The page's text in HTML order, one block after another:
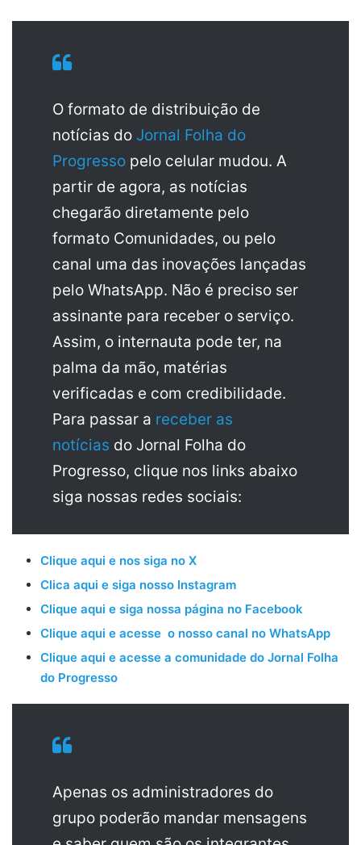
O formato de distribuição de
notícias do Jornal Folha do
Progresso pelo celular mudou. A
partir de agora, as notícias
chegarão diretamente pelo
formato Comunidades, ou pelo
canal uma das inovações lançadas
pelo WhatsApp. Não é preciso ser
assinante para receber o serviço.
Assim, o internauta pode ter, na
palma da mão, matérias
verificadas e com credibilidade.
Para passar a receber as
notícias do Jornal Folha do
Progresso, clique nos links abaixo
siga nossas redes sociais:
Clique aqui e nos siga no X
Clica aqui e siga nosso Instagram
Clique aqui e siga nossa página no Facebook
Clique aqui e acesse o nosso canal no WhatsApp
Clique aqui e acesse a comunidade do Jornal Folha
do Progresso
Apenas os administradores do
grupo poderão mandar mensagens